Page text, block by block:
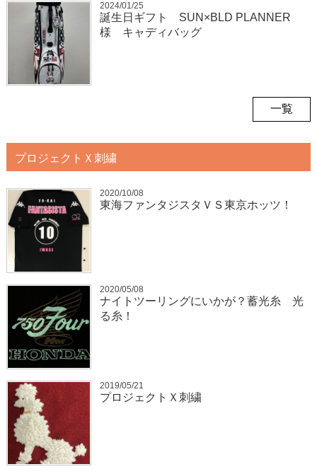
2024/01/25
誕生日ギフト SUN×BLD PLANNER
様 キャディバッグ
一覧
プロジェクトＸ刺繍
2020/10/08
東海ファンタジスタＶＳ東京ホッツ！
2020/05/08
ナイトツーリングにいかが？蓄光糸 光
る糸！
2019/05/21
プロジェクトＸ刺繍